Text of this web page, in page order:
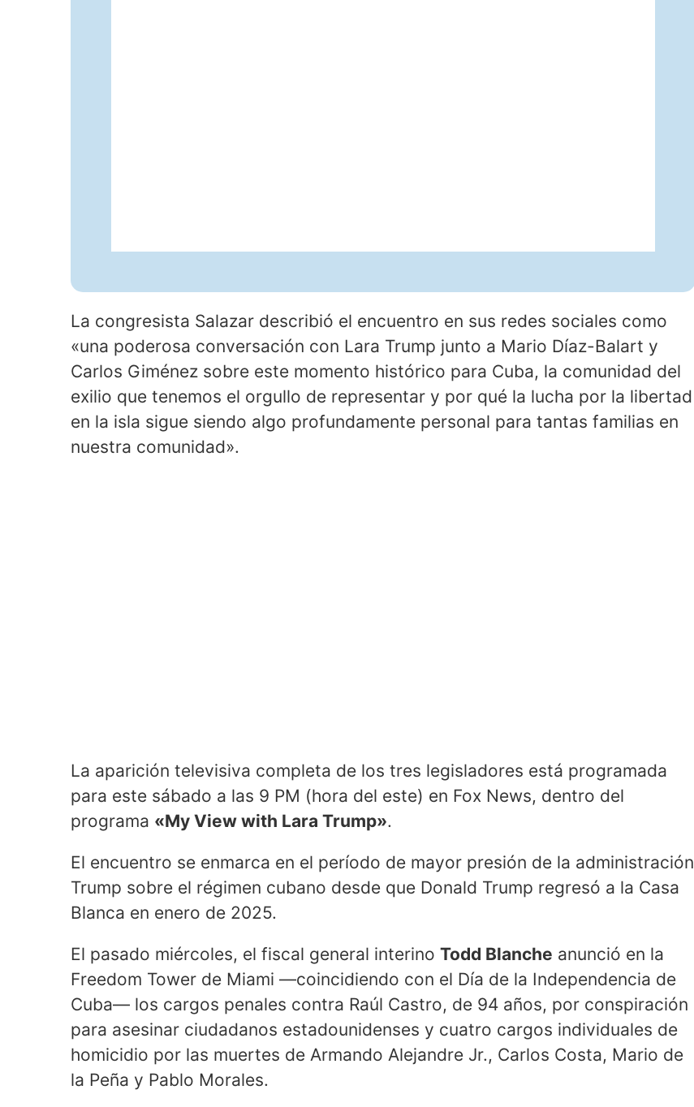
La congresista Salazar describió el encuentro en sus redes sociales como
«una poderosa conversación con Lara Trump junto a Mario Díaz-Balart y
Carlos Giménez sobre este momento histórico para Cuba, la comunidad del
exilio que tenemos el orgullo de representar y por qué la lucha por la libertad
en la isla sigue siendo algo profundamente personal para tantas familias en
nuestra comunidad».
La aparición televisiva completa de los tres legisladores está programada
para este sábado a las 9 PM (hora del este) en Fox News, dentro del
programa «My View with Lara Trump».
El encuentro se enmarca en el período de mayor presión de la administración
Trump sobre el régimen cubano desde que Donald Trump regresó a la Casa
Blanca en enero de 2025.
El pasado miércoles, el fiscal general interino Todd Blanche anunció en la
Freedom Tower de Miami —coincidiendo con el Día de la Independencia de
Cuba— los cargos penales contra Raúl Castro, de 94 años, por conspiración
para asesinar ciudadanos estadounidenses y cuatro cargos individuales de
homicidio por las muertes de Armando Alejandre Jr., Carlos Costa, Mario de
la Peña y Pablo Morales.